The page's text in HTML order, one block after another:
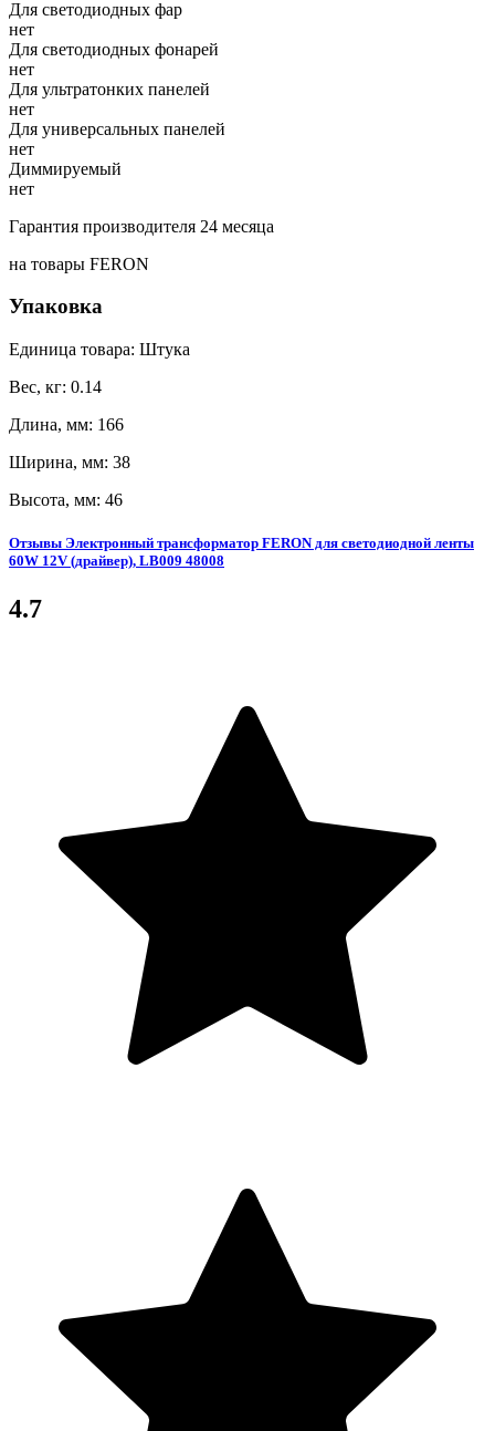
Для светодиодных фар
нет
Для светодиодных фонарей
нет
Для ультратонких панелей
нет
Для универсальных панелей
нет
Диммируемый
нет
Гарантия производителя 24 месяца
на товары FERON
Упаковка
Единица товара: Штука
Вес, кг: 0.14
Длина, мм: 166
Ширина, мм: 38
Высота, мм: 46
Отзывы Электронный трансформатор FERON для светодиодной ленты
60W 12V (драйвер), LB009 48008
4.7